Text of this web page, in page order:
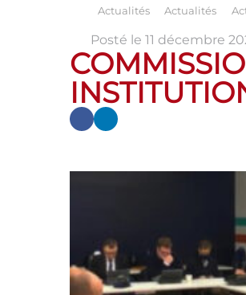
Actualités Actualités
Posté le 11 décembre